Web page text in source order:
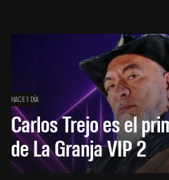
HACE 1 DÍA
Carlos Trejo es el
de La Granja VIP 2